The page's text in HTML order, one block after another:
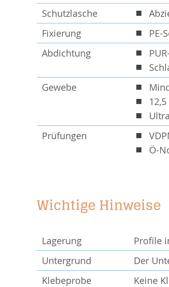
Schutzlasche
Fixierung
PE-
Abdichtung
Gewebe
Prüfungen
Ö-
Wichtige Hinweise
Lagerung
Profile
Untergrund
Der
Klebeprobe
Keine